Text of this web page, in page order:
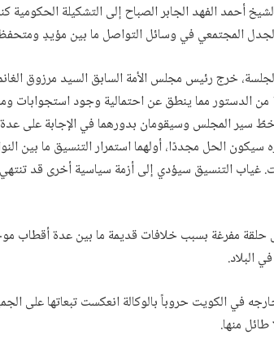
أحمد الفهد الجابر الصباح إلى التشكيلة الحكومية
المجتمعي في وسائل التواصل ما بين مؤيدٍ
خرج رئيس مجلس الأمة السابق السيد مرزوق
فيه إلى عدم توافق تعيين وزيرالدفاع مع المادة 125 من الدستور مما ينطق عن احتمالية وجود
المجلس وسيقومان بدورهما في الإجابة على عدة
الحل مجددًا، أولهما استمرار التنسيق ما بين
غياب التنسيق سيؤدي إلى أزمة سياسية أخرى قد
حلقة مفرغة بسبب خلافات قديمة ما بين عدة أقطاب
البلاد.
في الكويت حروباً بالوكالة انعكست تبعاتها على
منها.